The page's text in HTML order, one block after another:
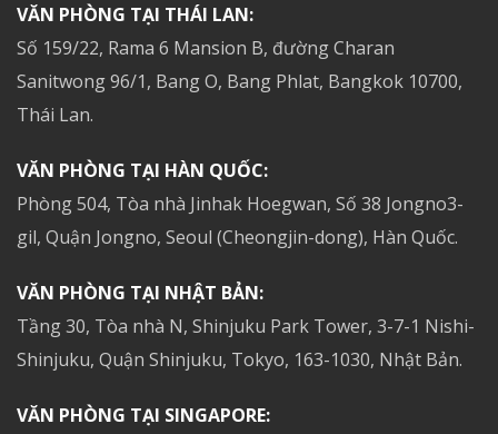
VĂN PHÒNG TẠI THÁI LAN:
Số 159/22, Rama 6 Mansion B, đường Charan
Sanitwong 96/1, Bang O, Bang Phlat, Bangkok 10700,
Thái Lan.
VĂN PHÒNG TẠI HÀN QUỐC:
Phòng 504, Tòa nhà Jinhak Hoegwan, Số 38 Jongno3-
gil, Quận Jongno, Seoul (Cheongjin-dong), Hàn Quốc.
VĂN PHÒNG TẠI NHẬT BẢN:
Tầng 30, Tòa nhà N, Shinjuku Park Tower, 3-7-1 Nishi-
Shinjuku, Quận Shinjuku, Tokyo, 163-1030, Nhật Bản.
VĂN PHÒNG TẠI SINGAPORE: